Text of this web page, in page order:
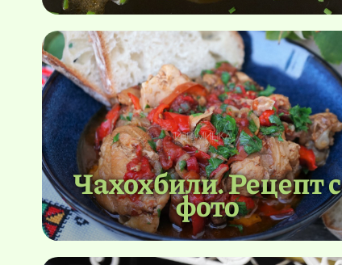
Чахохбили. Рецепт с
фото